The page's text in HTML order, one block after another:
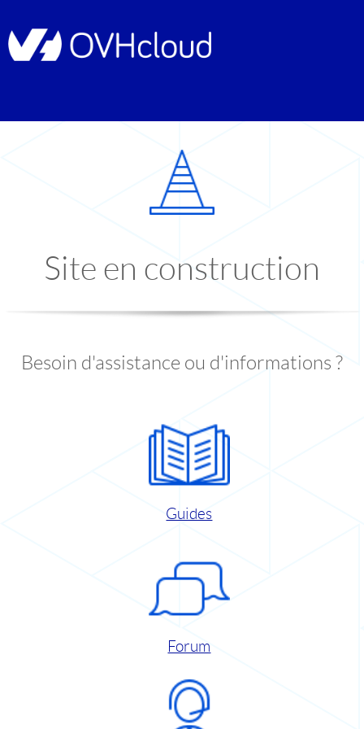
Site en construction
Besoin d'assistance ou d'informations ?
Guides
Forum